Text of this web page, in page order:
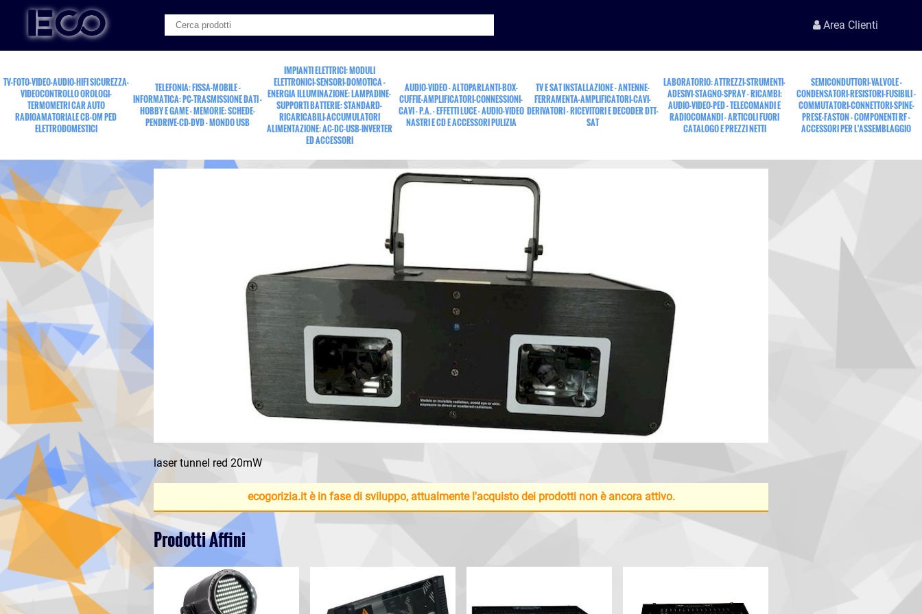
Area Clienti
TV-FOTO-VIDEO-AUDIO-HIFI SICUREZZA-
VIDEOCONTROLLO OROLOGI-
TERMOMETRI CAR AUTO
RADIOAMATORIALE CB-OM PED
ELETTRODOMESTICI
TELEFONIA: FISSA-MOBILE -
INFORMATICA: PC-TRASMISSIONE DATI -
HOBBY E GAME - MEMORIE: SCHEDE-
PENDRIVE-CD-DVD - MONDO USB
IMPIANTI ELETTRICI: MODULI
ELETTRONICI-SENSORI-DOMOTICA -
ENERGIA ILLUMINAZIONE: LAMPADINE-
SUPPORTI BATTERIE: STANDARD-
RICARICABILI-ACCUMULATORI
ALIMENTAZIONE: AC-DC-USB-INVERTER
ED ACCESSORI
AUDIO-VIDEO - ALTOPARLANTI-BOX-
CUFFIE-AMPLIFICATORI-CONNESSIONI-
CAVI - P.A. - EFFETTI LUCE - AUDIO-VIDEO
NASTRI E CD E ACCESSORI PULIZIA
TV E SAT INSTALLAZIONE - ANTENNE-
FERRAMENTA-AMPLIFICATORI-CAVI-
DERIVATORI - RICEVITORI E DECODER DTT-
SAT
LABORATORIO: ATTREZZI-STRUMENTI-
ADESIVI-STAGNO-SPRAY - RICAMBI:
AUDIO-VIDEO-PED - TELECOMANDI E
RADIOCOMANDI - ARTICOLI FUORI
CATALOGO E PREZZI NETTI
SEMICONDUTTORI-VALVOLE -
CONDENSATORI-RESISTORI-FUSIBILI -
COMMUTATORI-CONNETTORI-SPINE-
PRESE-FASTON - COMPONENTI RF -
ACCESSORI PER L'ASSEMBLAGGIO
laser tunnel red 20mW
ecogorizia.it è in fase di sviluppo, attualmente l'acquisto dei prodotti non è ancora attivo.
Prodotti Affini